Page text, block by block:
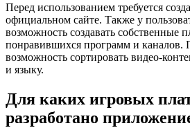
Перед использованием требуется
официальном сайте. Также у
возможность создавать собственные
понравившихся программ и каналов.
возможность сортировать видео-
и языку.
Для каких игровых
разработано